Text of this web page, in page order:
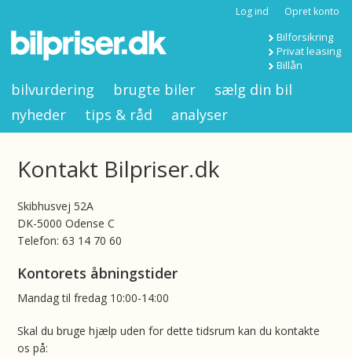
Log ind Opret konto
Bilforsikring
Privat leasing
Billån
bilvurdering brugte biler
sælg din bil
nyheder
tips & råd analyser
Kontakt Bilpriser.dk
Skibhusvej 52A
DK-5000 Odense C
Telefon: 63 14 70 60
Kontorets åbningstider
Mandag til fredag 10:00-14:00
Skal du bruge hjælp uden for dette tidsrum kan du kontakte
os på: